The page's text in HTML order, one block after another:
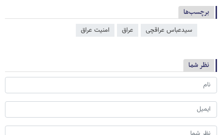
برچسب‌ها
سیدعباس عراقچی عراق امنیت عراق
نظر شما